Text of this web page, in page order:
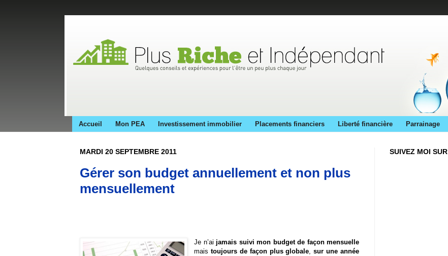
Accueil Mon PEA Investissement immobilier Placements financiers Liberté financière Parrainage
MARDI 20 SEPTEMBRE 2011
Gérer son budget annuellement et non plus
mensuellement
Je n’ai jamais suivi mon budget de façon mensuelle
maistoujours de façon plus globale,sur une année
SUIVEZ MOI SUR